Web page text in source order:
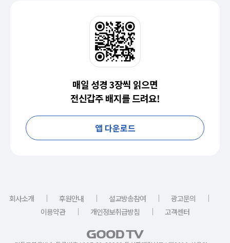
매일 성경 3장씩 읽으면
전신갑주 배지를 드려요!
앱 다운로드
회사소개 ｜ 후원안내 ｜ 설교방송참여 ｜ 광고문의
｜
이용약관
｜ 개인정보취급방침 ｜ 고객센터